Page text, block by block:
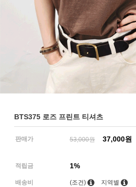
BTS375 로즈 프린트 티셔츠
판매가 53,000원 37,000원
적립금 1%
배송비 (조건) 지역별